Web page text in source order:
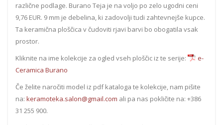
različne podlage. Burano Teja je na voljo po zelo ugodni ceni
9,76 EUR. 9 mm je debelina, ki zadovolji tudi zahtevnejše kupce.
Ta keramična ploščica v čudoviti rjavi barvi bo obogatila vsak
prostor.
Kliknite na ime kolekcije za ogled vseh ploščic iz te serije:
e-
Ceramica Burano
Če želite naročiti model iz pdf kataloga te kolekcije, nam pišite
na: keramoteka.salon@gmail.com ali pa nas pokličite na: +386
31 255 900.